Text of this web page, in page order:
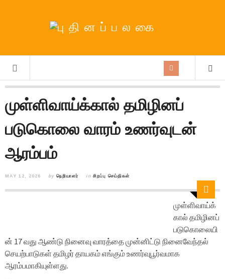
முள்ளிவாய்க்கால் தமிழினப்
படுகொலை வாரம் உணர்வுடன்
ஆரம்பம்
MAY 12, 2026 by நெறியாளர் in சிறப்பு செய்திகள்
முள்ளிவாய்க்
கால் தமிழினப்
படுகொலையி
ன் 17 வது ஆண்டு நினைவு வாரத்தை முன்னிட்டு நினைவேந்தல்
செயற்பாடுகள் தமிழர் தாயகம் எங்கும் உணர்வுபூர்வமாக
ஆரம்பமாகியுள்ளது.